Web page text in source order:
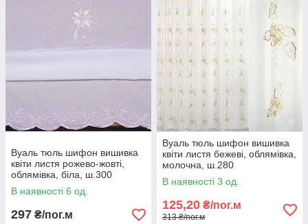
Вуаль тюль шифон вишивка
квіти листя рожево-жовті,
облямівка, біла, ш.300
В наявності 6 од.
297 ₴/пог.м
Вуаль тюль шифон вишивка
квіти листя бежеві, облямівка,
молочна, ш.280
В наявності 3 од.
125,20 ₴/пог.м
313 ₴/пог.м